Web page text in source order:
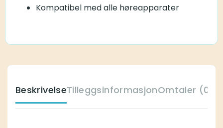
Kompatibel med alle høreapparater
BeskrivelseTilleggsinformasjonOmtaler (0)